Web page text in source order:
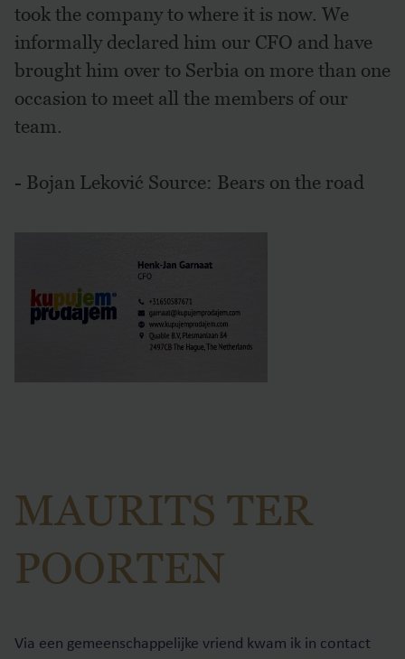
took the company to where it is now. We
informally declared him our CFO and have
brought him over to Serbia on more than one
occasion to meet all the members of our
team.
- Bojan Leković Source: Bears on the road
MAURITS TER
POORTEN
Via een gemeenschappelijke vriend kwam ik in contact